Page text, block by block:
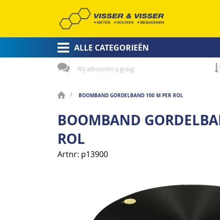
ALLE CATEGORIEËN
Wij adviseren u graag
BOOMBAND GORDELBAND 100 M PER ROL
BOOMBAND
ROL
Artnr p13900